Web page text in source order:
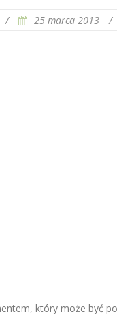
/ 25 marca 2013 /
który może być